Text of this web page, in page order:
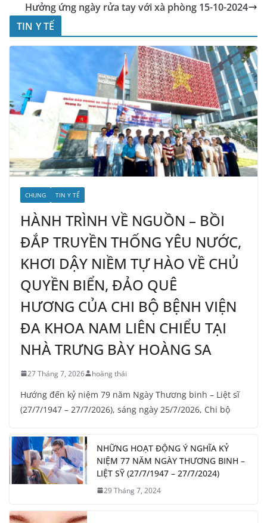
Hưởng ứng ngày rửa tay với xà phòng 15-10-2024
TIN Y TẾ
CHUNG TIN Y TẾ
HÀNH TRÌNH VỀ NGUỒN – BỒI
ĐẮP TRUYỀN THỐNG YÊU NƯỚC,
KHƠI DẬY NIỀM TỰ HÀO VỀ CHỦ
QUYỀN BIỂN, ĐẢO QUÊ
HƯƠNG CỦA CHI BỘ BỆNH VIỆN
ĐA KHOA NAM LIÊN CHIỂU TẠI
NHÀ TRƯNG BÀY HOÀNG SA
27 Tháng 7, 2026 hoàng thái
Hướng đến kỷ niệm 79 năm Ngày Thương binh – Liệt sĩ
(27/7/1947 – 27/7/2026), sáng ngày 25/7/2026, Chi bộ
NHỮNG HOẠT ĐỘNG Ý NGHĨA KỶ
NIỆM 77 NĂM NGÀY THƯƠNG BINH –
LIỆT SỸ (27/7/1947 – 27/7/2024)
29 Tháng 7, 2024